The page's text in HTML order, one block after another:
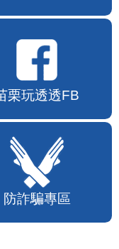
栗玩透透FB
防詐騙專區